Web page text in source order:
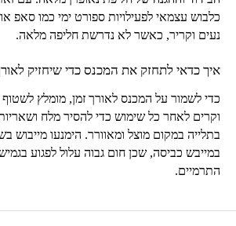
כלבוש עצמאי לפעילויות ספורט ימי כמו סאפ
נעים וקריר, כאשר לא נדרשת חליפה מלאה.
איך כדאי לתחזק את המכנס כדי שיחזיק
כדי לשמור על המכנס לאורך זמן, מומלץ
וקרים לאחר כל שימוש כדי להסיר מלח
בתלייה במקום מוצל ומאוורר. הימנעו מייבוש
במייבש כביסה, שכן חום גבוה עלול לפגוע
התרמיים.